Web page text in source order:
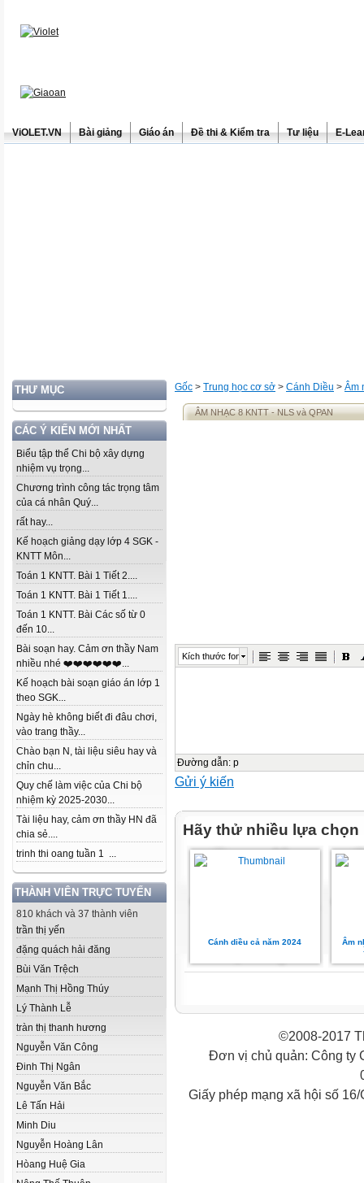
ViOLET.VN Bài giảng Giáo án Đề thi & Kiểm tra Tư liệu E-
THƯ MỤC
CÁC Ý KIẾN MỚI NHẤT
Biểu tập thể Chi bộ xây dựng
nhiệm vụ trọng...
Chương trình công tác trọng tâm
của cá nhân Quý...
rất hay...
Kế hoạch giảng dạy lớp 4 SGK -
KNTT Môn...
Toán 1 KNTT. Bài 1 Tiết 2....
Toán 1 KNTT. Bài 1 Tiết 1....
Toán 1 KNTT. Bài Các số từ 0
đến 10...
Bài soạn hay. Cảm ơn thầy Nam
nhiều nhé ❤️❤️❤️❤️❤️❤️...
Kế hoạch bài soạn giáo án lớp 1
theo SGK...
Ngày hè không biết đi đâu chơi,
vào trang thầy...
Chào bạn N, tài liệu siêu hay và
chỉn chu...
Quy chế làm việc của Chi bộ
nhiệm kỳ 2025-2030...
Tài liệu hay, cảm ơn thầy HN đã
chia sẻ....
trinh thi oang tuần 1 ...
THÀNH VIÊN TRỰC TUYẾN
810 khách và 37 thành viên
trần thị yến
đặng quách hải đăng
Bùi Văn Trệch
Mạnh Thị Hồng Thúy
Lý Thành Lễ
tràn thị thanh hương
Nguyễn Văn Công
Đinh Thị Ngân
Nguyễn Văn Bắc
Lê Tấn Hải
Minh Diu
Nguyễn Hoàng Lân
Hòang Huệ Gia
Gốc > Trung học cơ sở > Cánh Diều > Âm
ÂM NHẠC 8 KNTT - NLS và QPAN
Kích thước font
Đường dẫn: p
Gửi ý kiến
Hãy thử nhiều lựa chọn
Cánh diều cả năm 2024
Âm
©2008-2017
Đơn vị chủ quản: Công ty
Giấy phép mạng xã hội số